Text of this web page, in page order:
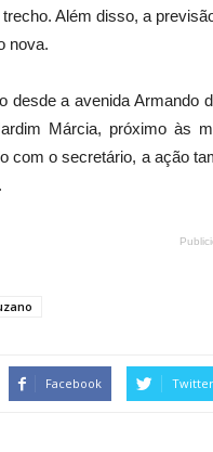
Além disso, a
nova.
desde a avenida Armando
Márcia, próximo às
com o secretário, a ação
Facebook Twitter